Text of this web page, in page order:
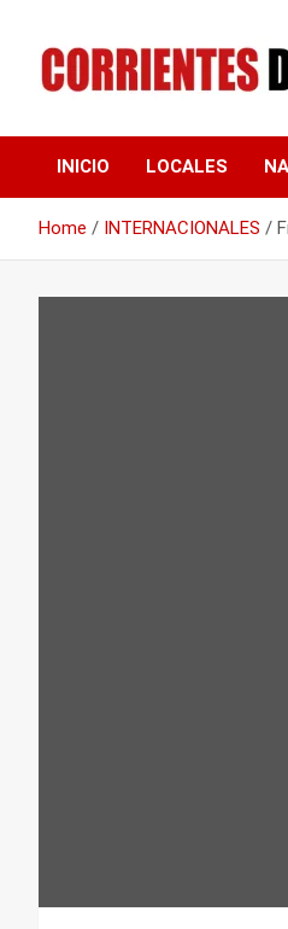
content
TARDE
INICIO LOCALES
Home INTERNACIONALES